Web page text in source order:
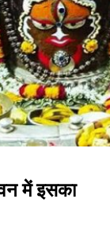
में इसका